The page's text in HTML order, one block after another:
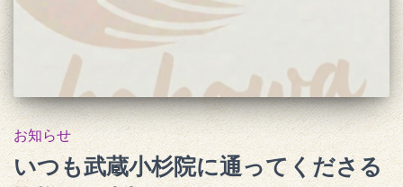
お知らせ
いつも武蔵小杉院に通ってくださる